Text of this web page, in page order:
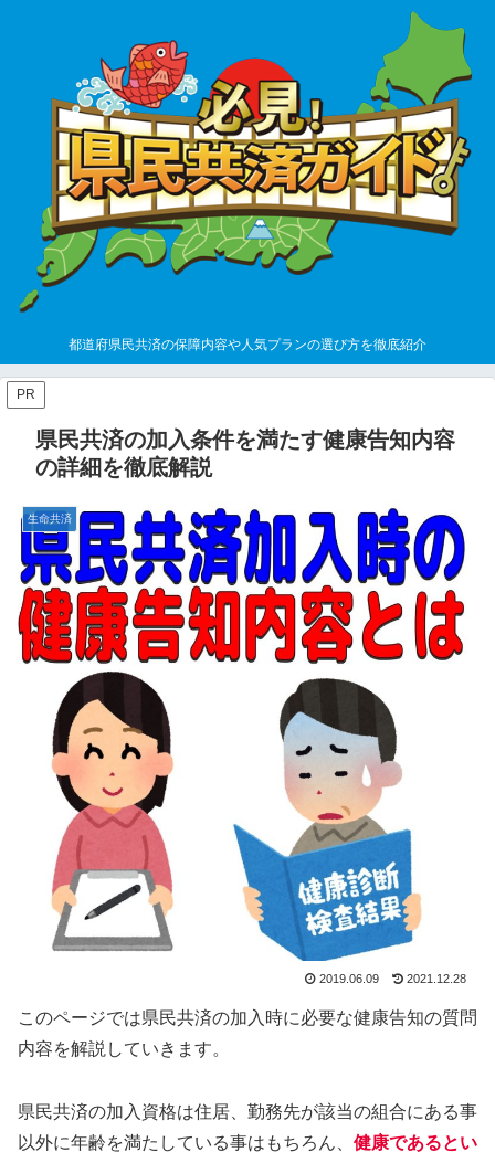
都道府県民共済の保障内容や人気プランの選び方を徹底紹介
PR
県民共済の加入条件を満たす健康告知内容
の詳細を徹底解説
生命共済
2019.06.09 2021.12.28
このページでは県民共済の加入時に必要な健康告知の質問
内容を解説していきます。
県民共済の加入資格は住居、勤務先が該当の組合にある事
以外に年齢を満たしている事はもちろん、 健康であるとい